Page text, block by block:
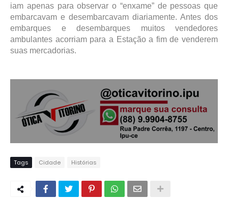
iam apenas para observar o “enxame” de pessoas que
embarcavam e desembarcavam diariamente. Antes dos
embarques e desembarques muitos vendedores
ambulantes acorriam para a Estação a fim de venderem
suas mercadorias.
Tags Cidade Histórias